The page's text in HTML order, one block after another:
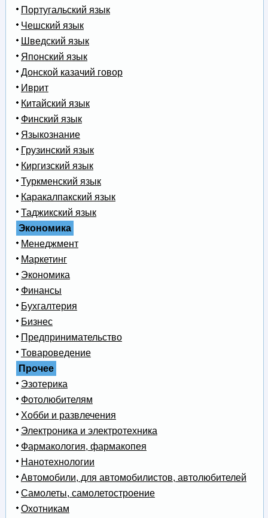
Португальский язык
Чешский язык
Шведский язык
Японский язык
Донской казачий говор
Иврит
Китайский язык
Финский язык
Языкознание
Грузинский язык
Киргизский язык
Туркменский язык
Каракалпакский язык
Таджикский язык
Экономика
Менеджмент
Маркетинг
Экономика
Финансы
Бухгалтерия
Бизнес
Предпринимательство
Товароведение
Прочее
Эзотерика
Фотолюбителям
Хобби и развлечения
Электроника и электротехника
Фармакология, фармакопея
Нанотехнологии
Автомобили, для автомобилистов, автолюбителей
Самолеты, самолетостроение
Охотникам